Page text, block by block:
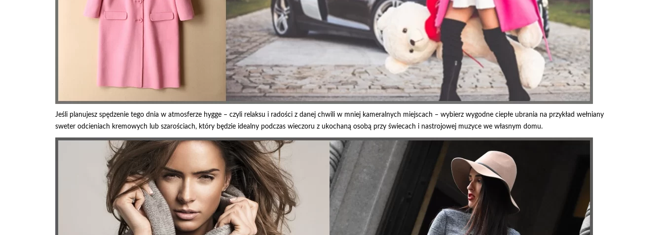
Jeśli planujesz spędzenie tego dnia w atmosferze hygge – czyli relaksu i radości z danej chwili w mniej kameralnych miejscach – wybierz wygodne ciepłe ubrania na przykład wełniany
sweter odcieniach kremowych lub szarościach, który będzie idealny podczas wieczoru z ukochaną osobą przy świecach i nastrojowej muzyce we własnym domu.